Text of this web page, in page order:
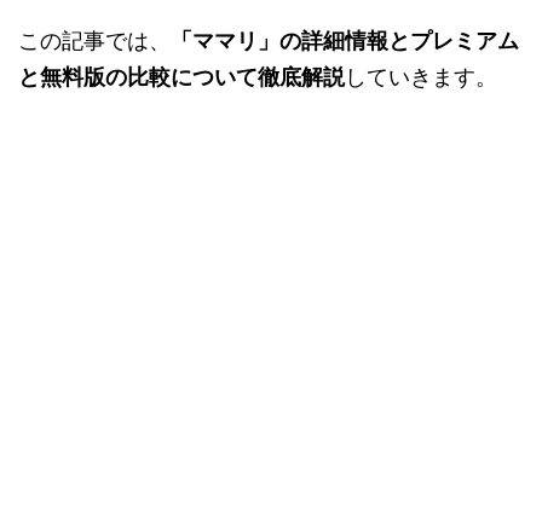
この記事では、
「ママリ」の詳細情報とプレミアム
と無料版の比較について徹底解説していきます。